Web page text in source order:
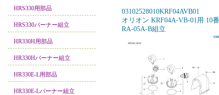
HRS330用部品
HRS330バーナー組立
HR330H用部品
HR330Hバーナー組立
HR330E-L用部品
HR330E-Lバーナー組立
03102528010KRF04AVB01
オリオン KRF04A-VB-01用 10番
RA-05A-B組立